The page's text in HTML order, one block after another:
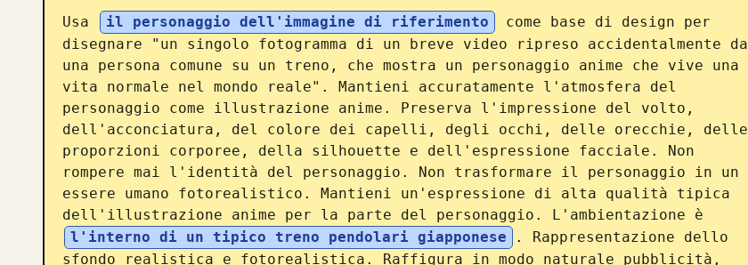
Usa il personaggio dell'immagine di riferimento
come base di design per
disegnare "un singolo fotogramma di un breve video ripreso accidentalmente da
una persona comune su un treno, che mostra un personaggio anime che vive una
vita normale nel mondo reale". Mantieni accuratamente l'atmosfera del
personaggio come illustrazione anime. Preserva l'impressione del volto,
dell'acconciatura, del colore dei capelli, degli occhi, delle orecchie, delle
proporzioni corporee, della silhouette e dell'espressione facciale. Non
rompere mai l'identità del personaggio. Non trasformare il personaggio in un
essere umano fotorealistico. Mantieni un'espressione di alta qualità tipica
dell'illustrazione anime per la parte del personaggio. L'ambientazione è
l'interno di un tipico treno pendolari giapponese
. Rappresentazione dello
sfondo realistica e fotorealistica. Raffigura in modo naturale pubblicità,